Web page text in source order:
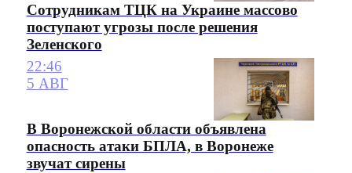
Сотрудникам ТЦК на Украине массово
поступают угрозы после решения
Зеленского
22:46
5 АВГ
В Воронежской области объявлена
опасность атаки БПЛА, в Воронеже
звучат сирены